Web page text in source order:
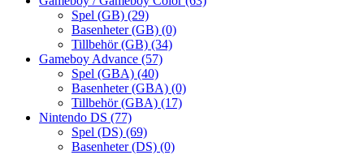
Spel (GB) (29)
Basenheter (GB) (0)
Tillbehör (GB) (34)
Gameboy Advance (57)
Spel (GBA) (40)
Basenheter (GBA) (0)
Tillbehör (GBA) (17)
Nintendo DS (77)
Spel (DS) (69)
Basenheter (DS) (0)